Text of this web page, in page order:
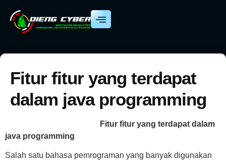
Fitur fitur yang terdapat
dalam java programming
Fitur fitur yang terdapat dalam
java programming
Salah satu bahasa pemrograman yang banyak digunakan